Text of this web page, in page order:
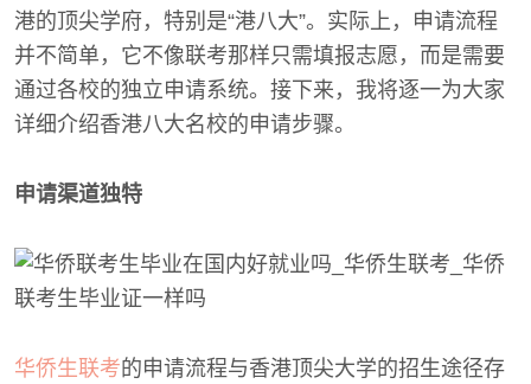
港的顶尖学府，特别是“港八大”。实际上，申请流程
并不简单，它不像联考那样只需填报志愿，而是需要
通过各校的独立申请系统。接下来，我将逐一为大家
详细介绍香港八大名校的申请步骤。
申请渠道独特
华侨生联考的申请流程与香港顶尖大学的招生途径存